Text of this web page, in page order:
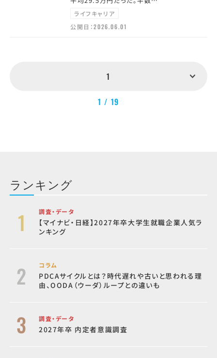
ライフキャリア
公開日：2026.06.01
1
1 / 19
ランキング
調査・データ
【マイナビ・日経】2027年卒大学生就職企業人気ラ
ンキング
コラム
PDCAサイクルとは？時代遅れや古いと思われる理
由、OODA（ウーダ）ループとの違いも
調査・データ
2027年卒 内定者意識調査